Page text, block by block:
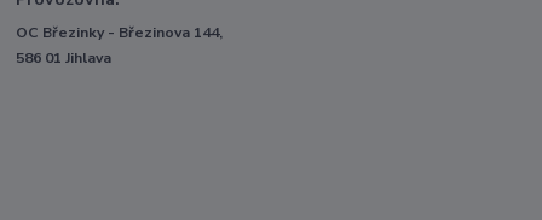
OC Březinky - Březinova 144,
586 01 Jihlava